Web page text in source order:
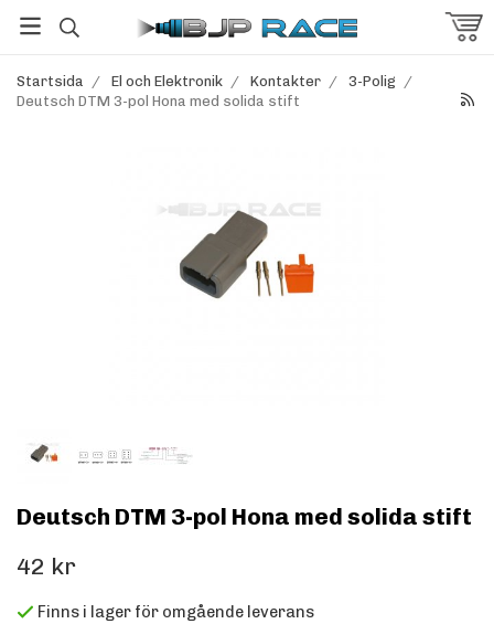
Startsida / El och Elektronik / Kontakter / 3-Polig /
Deutsch DTM 3-pol Hona med solida stift
Deutsch DTM 3-pol Hona med solida stift
42 kr
Finns i lager för omgående leverans